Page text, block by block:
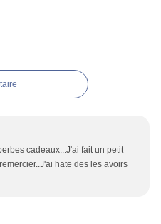
cadeaux...J'ai fait un petit
hate des les avoirs